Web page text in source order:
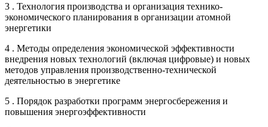
3 . Технология производства и организация технико-
экономического планирования в организации атомной
энергетики
4 . Методы определения экономической эффективности
внедрения новых технологий (включая цифровые) и новых
методов управления производственно-технической
деятельностью в энергетике
5 . Порядок разработки программ энергосбережения и
повышения энергоэффективности